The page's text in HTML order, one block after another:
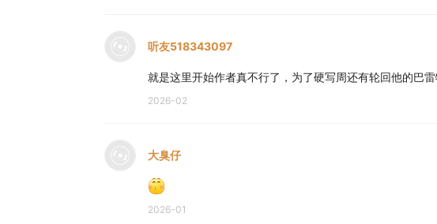
听友518343097
就是这里开始作者真不行了，为了硬写周还有轮回他的巴
2026-02
大臭仔
2026-01